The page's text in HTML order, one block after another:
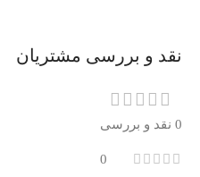
نقد و بررسی مشتریان
0 نقد و بررسی
0